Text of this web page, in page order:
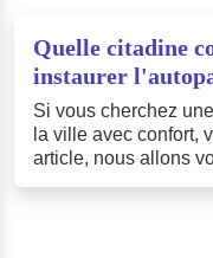
Quelle citadine
instaurer
Si vous cherchez
la ville avec confort,
article, nous allons